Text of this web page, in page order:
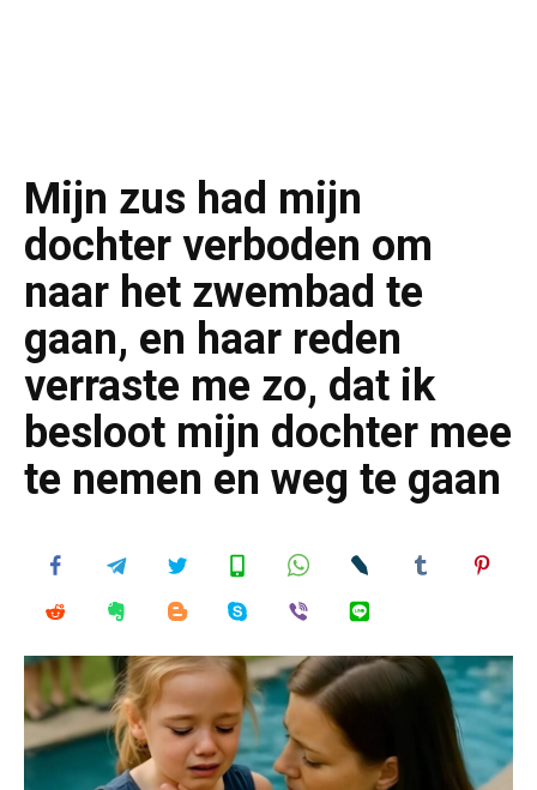
Mijn zus had mijn
dochter verboden om
naar het zwembad te
gaan, en haar reden
verraste me zo, dat ik
besloot mijn dochter mee
te nemen en weg te gaan